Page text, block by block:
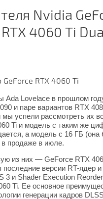
Nvidia
4060 Ti
RTX 4060 Ti
Ada Lovelace в прошлом
и паре вариантов RTX
успели рассмотреть их
Ti и модель с таким же
а модель с 16 ГБ
в продаже в июле.
из них — GeForce RTX
последние версии RT-
3 и Shader Execution
Ti. Ее основное
генерации кадров